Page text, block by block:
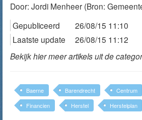
Door: Jordi Menheer (Bron:
Gepubliceerd
26/08/15 11:10
Laatste update
26/08/15 11:12
Bekijk hier meer artikels uit de
Baerne Barendrecht Centrum
Financien
Herstel Herstelplan